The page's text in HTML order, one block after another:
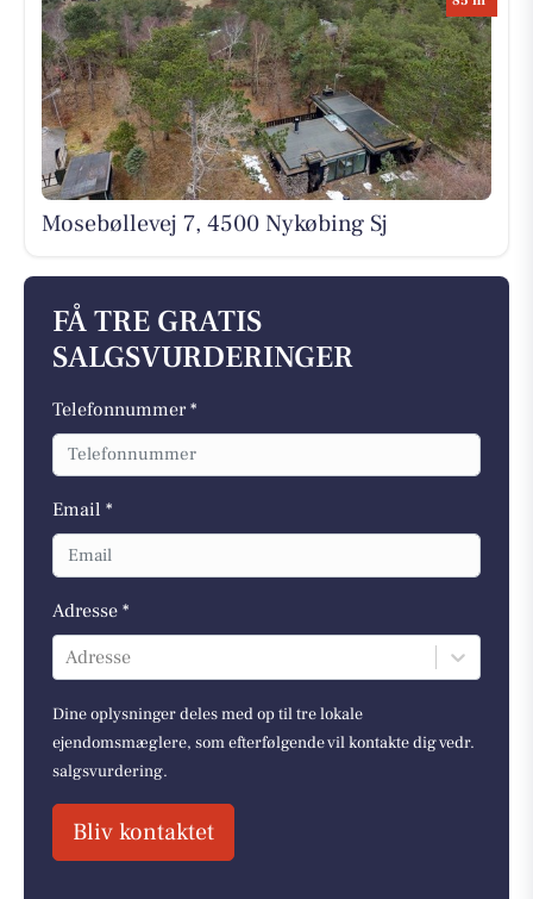
Mosebøllevej 7, 4500 Nykøbing Sj
FÅ TRE GRATIS
SALGSVURDERINGER
Telefonnummer *
Email *
Adresse *
Adresse
Dine oplysninger deles med op til tre lokale
ejendomsmæglere, som efterfølgende vil kontakte dig vedr.
salgsvurdering.
Bliv kontaktet